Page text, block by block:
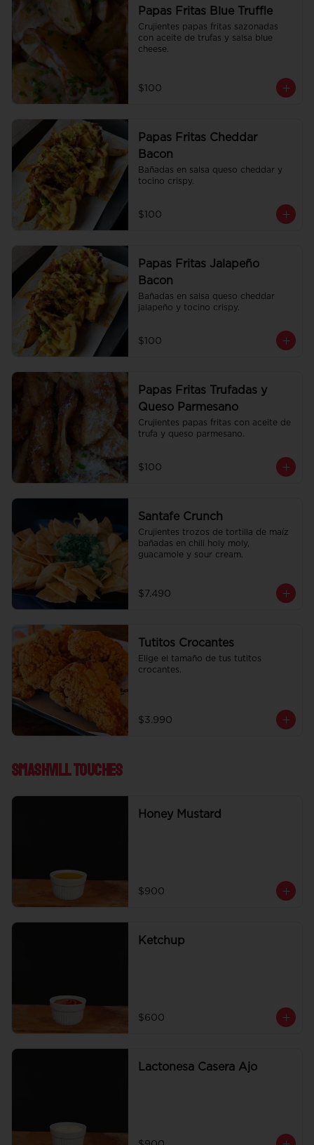
Papas Fritas Blue Truffle
Crujientes papas fritas sazonadas
con aceite de trufas y salsa blue
cheese.
$100
Papas Fritas Cheddar
Bacon
Bañadas en salsa queso cheddar y
tocino crispy.
$100
Papas Fritas Jalapeño
Bacon
Bañadas en salsa queso cheddar
jalapeño y tocino crispy.
$100
Papas Fritas Trufadas y
Queso Parmesano
Crujientes papas fritas con aceite de
trufa y queso parmesano.
$100
Santafe Crunch
Crujientes trozos de tortilla de maíz
bañadas en chili holy moly,
guacamole y sour cream.
$7.490
Tutitos Crocantes
Elige el tamaño de tus tutitos
crocantes.
$3.990
Smashvill Touches
Honey Mustard
$900
Ketchup
$600
Lactonesa Casera Ajo